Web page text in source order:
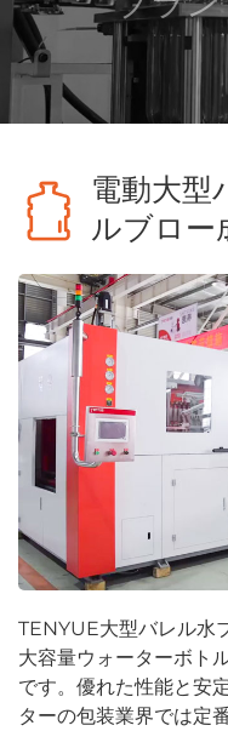
電動大型
ルブロー
TENYUE大型バレル水
大容量ウォーターボト
です。優れた性能と安
ターの包装業界では定